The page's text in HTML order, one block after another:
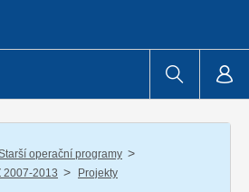
operační programy /
2007-2013 / Projekty